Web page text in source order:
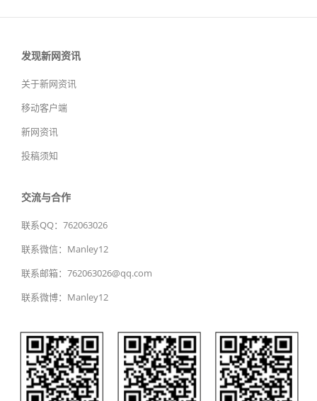
发现新网资讯
关于新网资讯
移动客户端
新网资讯
投稿须知
交流与合作
联系QQ：762063026
联系微信：Manley12
联系邮箱：762063026@qq.com
联系微博：Manley12